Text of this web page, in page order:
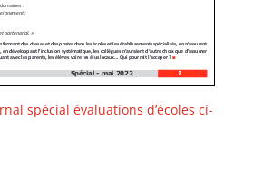
spécial évaluations d’écoles ci-